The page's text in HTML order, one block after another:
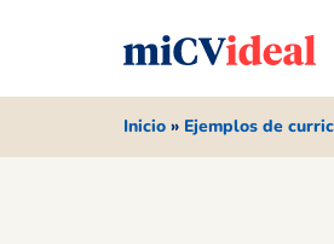
Inicio » Ejemplos de